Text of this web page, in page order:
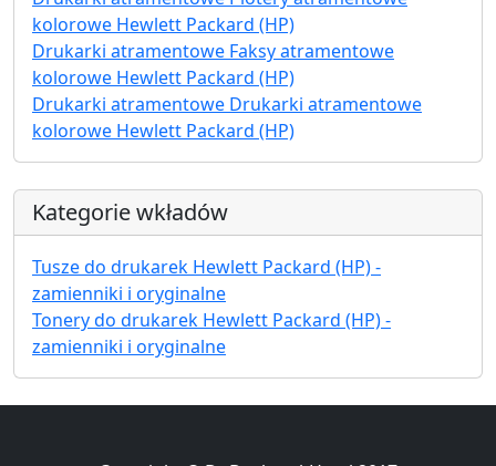
kolorowe Hewlett Packard (HP)
Drukarki atramentowe Faksy atramentowe
kolorowe Hewlett Packard (HP)
Drukarki atramentowe Drukarki atramentowe
kolorowe Hewlett Packard (HP)
Kategorie wkładów
Tusze do drukarek Hewlett Packard (HP) -
zamienniki i oryginalne
Tonery do drukarek Hewlett Packard (HP) -
zamienniki i oryginalne